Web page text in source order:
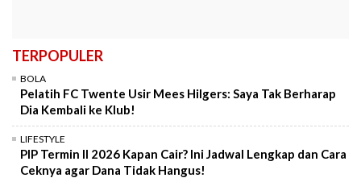
TERPOPULER
BOLA
Pelatih FC Twente Usir Mees Hilgers: Saya Tak Berharap
Dia Kembali ke Klub!
LIFESTYLE
PIP Termin II 2026 Kapan Cair? Ini Jadwal Lengkap dan Cara
Ceknya agar Dana Tidak Hangus!